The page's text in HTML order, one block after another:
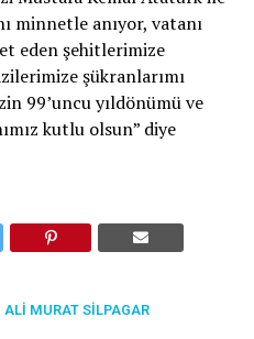
minnetle anıyor, vatanı
eden şehitlerimize
şükranlarımı
99’uncu yıldönümü ve
kutlu olsun” diye
MURAT SILPAGAR